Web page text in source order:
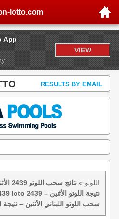
App
VIEW
lotto.com
RESULTS BY EMAIL
اللوتو »
سحب اللوتو اللبناني الأثنين – نتيجة